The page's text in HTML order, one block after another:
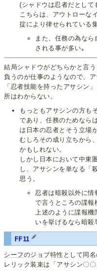
(シャドウは忍者だとして
こちらは、アウトローな
掟により律せられている
また、任務の為な
される事が多い｡
結局シャドウがどちらかと言
負うのが仕事のようなので、
「忍者技能を持ったアサシン
所はわからない。
もっともアサシンの方も
であり、任務のためなら
は日本の忍者とそう立場
むしろその成り立ちから
かもしれない。
しかし日本において中東
し、アサシンを単なる「
思う。
忍者は暗殺以外に情
で言うところの諜報
上述のように諜報機
いを挙げるなら暗殺
FF11
シーフのジョブ特性として同
レリック装束は「アサシン〇